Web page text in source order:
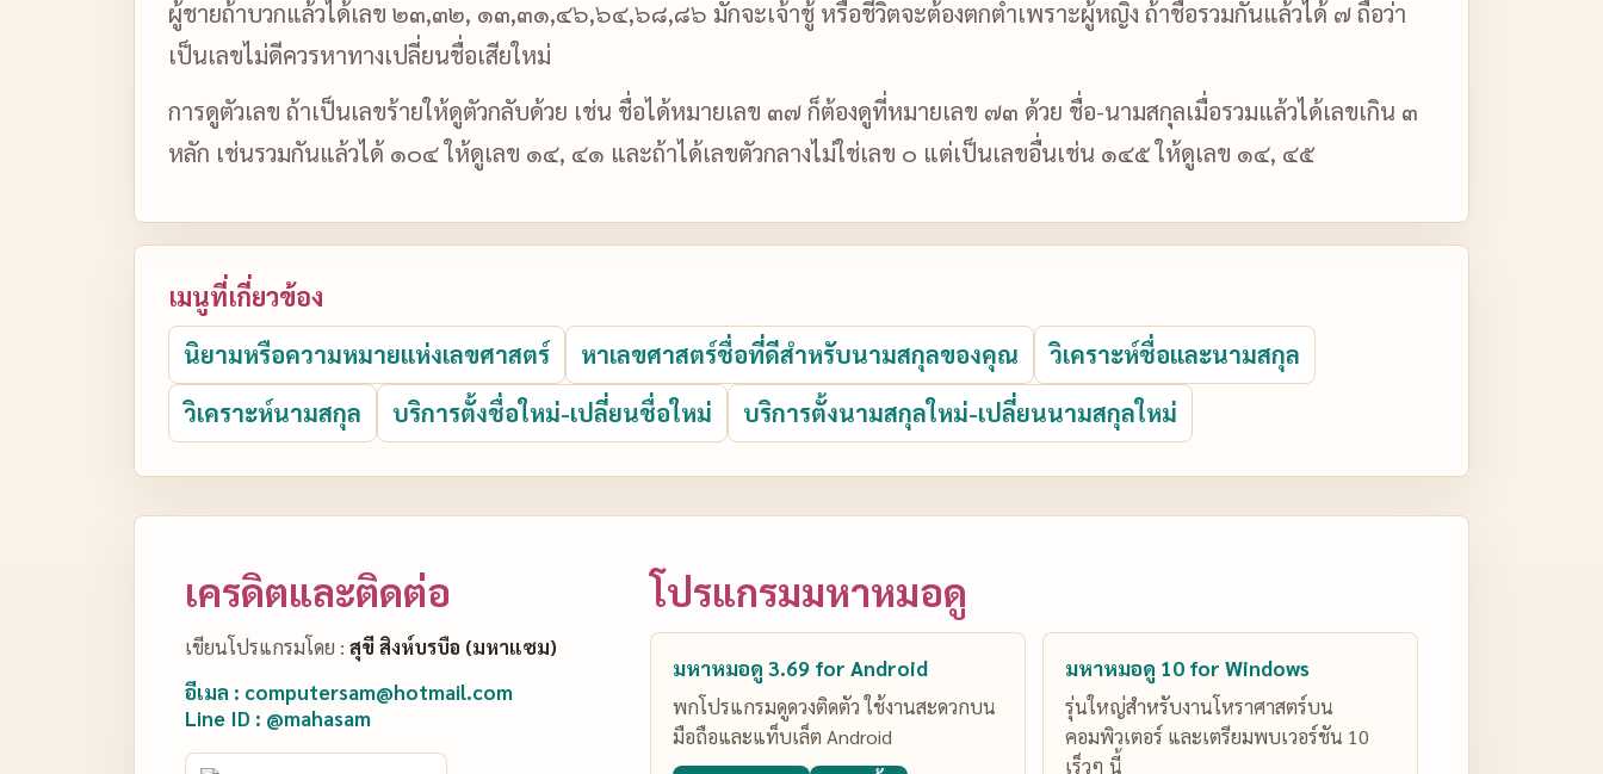
ผู้ชายถ้าบวกแล้วได้เลข ๒๓,๓๒, ๑๓,๓๑,๔๖,๖๔,๖๘,๘๖ มักจะเจ้าชู้ หรือชีวิตจะต้องตกต่ำเพราะผู้หญิง ถ้าชื่อรวมกันแล้วได้ ๗ ถือว่า
เป็นเลขไม่ดีควรหาทางเปลี่ยนชื่อเสียใหม่
การดูตัวเลข ถ้าเป็นเลขร้ายให้ดูตัวกลับด้วย เช่น ชื่อได้หมายเลข ๓๗ ก็ต้องดูที่หมายเลข ๗๓ ด้วย ชื่อ-นามสกุลเมื่อรวมแล้วได้เลขเกิน ๓
หลัก เช่นรวมกันแล้วได้ ๑๐๔ ให้ดูเลข ๑๔, ๔๑ และถ้าได้เลขตัวกลางไม่ใช่เลข ๐ แต่เป็นเลขอื่นเช่น ๑๔๕ ให้ดูเลข ๑๔, ๔๕
เมนูที่เกี่ยวข้อง
นิยามหรือความหมายแห่งเลขศาสตร์ หาเลขศาสตร์ชื่อที่ดีสำหรับนามสกุลของคุณ
วิเคราะห์ชื่อและนามสกุล
วิเคราะห์นามสกุล
บริการตั้งชื่อใหม่-เปลี่ยนชื่อใหม่ บริการตั้งนามสกุลใหม่-เปลี่ยนนามสกุลใหม่
เครดิตและติดต่อ
เขียนโปรแกรมโดย : สุขี สิงห์บรบือ (มหาแซม)
อีเมล : computersam@hotmail.com
Line ID : @mahasam
โปรแกรมมหาหมอดู
มหาหมอดู 3.69 for Android
พกโปรแกรมดูดวงติดตัว ใช้งานสะดวกบน
มือถือและแท็บเล็ต Android
มหาหมอดู 10 for Windows
รุ่นใหญ่สำหรับงานโหราศาสตร์บน
คอมพิวเตอร์ และเตรียมพบเวอร์ชัน 10
เร็วๆ นี้